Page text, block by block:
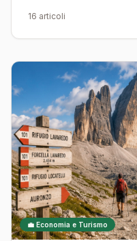
16 articoli
💼 Economia e Turismo